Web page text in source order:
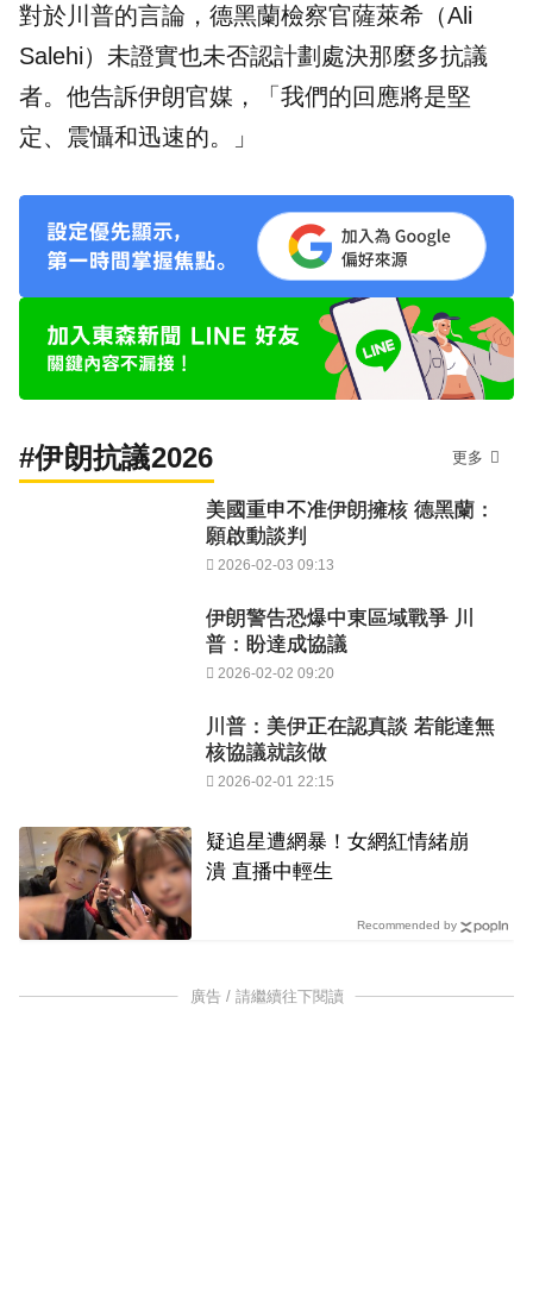
對於川普的言論，德黑蘭檢察官薩萊希（Ali
Salehi）未證實也未否認計劃處決那麼多抗議
者。他告訴伊朗官媒，「我們的回應將是堅
定、震懾和迅速的。」
#伊朗抗議2026 更多
美國重申不准伊朗擁核 德黑蘭：
願啟動談判
2026-02-03 09:13
伊朗警告恐爆中東區域戰爭 川
普：盼達成協議
2026-02-02 09:20
川普：美伊正在認真談 若能達無
核協議就該做
2026-02-01 22:15
疑追星遭網暴！女網紅情緒崩
潰 直播中輕生
Recommended by
廣告 / 請繼續往下閱讀